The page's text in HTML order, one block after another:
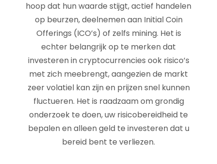
hoop dat hun waarde stijgt, actief handelen
op beurzen, deelnemen aan Initial Coin
Offerings (ICO’s) of zelfs mining. Het is
echter belangrijk op te merken dat
investeren in cryptocurrencies ook risico’s
met zich meebrengt, aangezien de markt
zeer volatiel kan zijn en prijzen snel kunnen
fluctueren. Het is raadzaam om grondig
onderzoek te doen, uw risicobereidheid te
bepalen en alleen geld te investeren dat u
bereid bent te verliezen.